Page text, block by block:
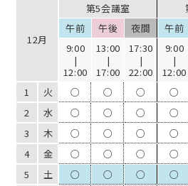
○
17
木 ○ ○ ○ ○
× ○ ○ ×
○ ○ ○ ○
20
日 ○ ○ ○ ○
21
月 ○ ○ ○ ○
22
火 ○ ○ ○ ○
23
水 ○ ○ ○ ○
24
木 ○ ○ ○ ○
12月
第5会議室
午前
午後 夜間 午前
9:00
|
12:00
13:00
|
17:00
17:30
|
22:00
9:00
|
12:00
1
火 ○ ○ ○ ○
2
水 ○ ○ ○ ○
3
木 ○ ○ ○ ○
4
金 ○ ○ ○ ○
5
土 ○ ○ ○ ○